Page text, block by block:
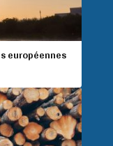
européennes